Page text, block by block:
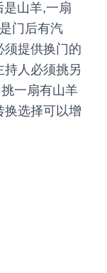
是山羊,一扇
门后有汽
须提供换门的
人必须挑另
一扇有山羊
换选择可以增